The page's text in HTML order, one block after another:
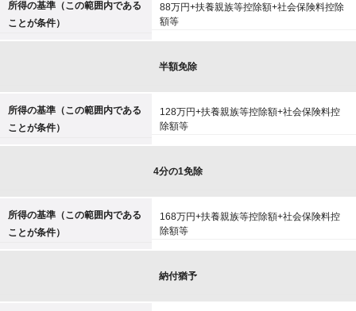
所得の基準（この範囲内である
ことが条件）
88万円+扶養親族等控除額+社会保険料控除
額等
半額免除
所得の基準（この範囲内である
ことが条件）
128万円+扶養親族等控除額+社会保険料控
除額等
4分の1免除
所得の基準（この範囲内である
ことが条件）
168万円+扶養親族等控除額+社会保険料控
除額等
納付猶予